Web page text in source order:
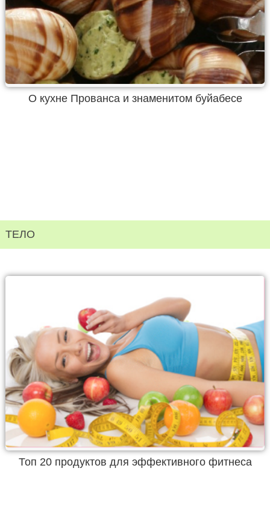
О кухне Прованса и знаменитом буйабесе
ТЕЛО
Топ 20 продуктов для эффективного фитнеса